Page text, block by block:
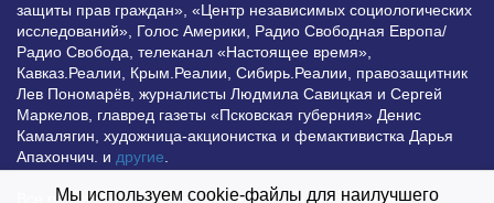
защиты прав граждан», «Центр независимых социологических
исследований», Голос Америки, Радио Свободная Европа/
Радио Свобода, телеканал «Настоящее время»,
Кавказ.Реалии, Крым.Реалии, Сибирь.Реалии, правозащитник
Лев Пономарёв, журналисты Людмила Савицкая и Сергей
Маркелов, главред газеты «Псковская губерния» Денис
Камалягин, художница-акционистка и фемактивистка Дарья
Апахончич. и другие.
Все права защищены и охраняются законом. Любое
Мы используем cookie-файлы для наилучшего